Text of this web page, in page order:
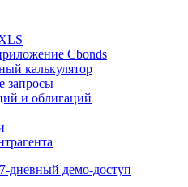
базу данных
Cbonds
калькулятор
запросы